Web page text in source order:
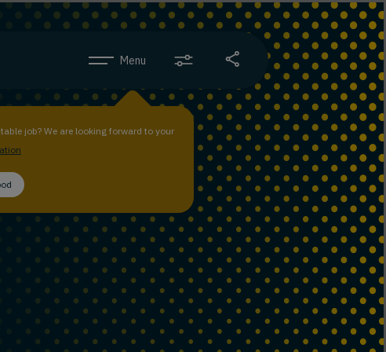
job? We are looking forward to your
Menu